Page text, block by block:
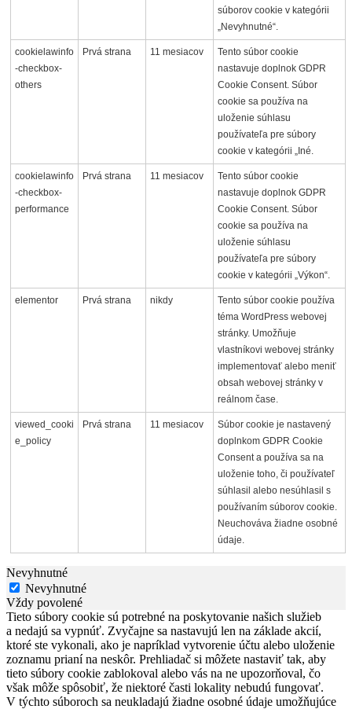
súborov cookie v kategórii
„Nevyhnutné“.
cookielawinfo
-checkbox-
others
Prvá strana 11 mesiacov
Tento súbor cookie
nastavuje doplnok GDPR
Cookie Consent. Súbor
cookie sa používa na
uloženie súhlasu
používateľa pre súbory
cookie v kategórii „Iné.
cookielawinfo
-checkbox-
performance
Prvá strana 11 mesiacov
Tento súbor cookie
nastavuje doplnok GDPR
Cookie Consent. Súbor
cookie sa používa na
uloženie súhlasu
používateľa pre súbory
cookie v kategórii „Výkon“.
elementor Prvá strana nikdy
Tento súbor cookie používa
téma WordPress webovej
stránky. Umožňuje
vlastníkovi webovej stránky
implementovať alebo meniť
obsah webovej stránky v
reálnom čase.
viewed_cooki
e_policy
Prvá strana 11 mesiacov
Súbor cookie je nastavený
doplnkom GDPR Cookie
Consent a používa sa na
uloženie toho, či používateľ
súhlasil alebo nesúhlasil s
používaním súborov cookie.
Neuchováva žiadne osobné
údaje.
Nevyhnutné
Nevyhnutné
Vždy povolené
Tieto súbory cookie sú potrebné na poskytovanie našich služieb
a nedajú sa vypnúť. Zvyčajne sa nastavujú len na základe akcií,
ktoré ste vykonali, ako je napríklad vytvorenie účtu alebo uloženie
zoznamu prianí na neskôr. Prehliadač si môžete nastaviť tak, aby
tieto súbory cookie zablokoval alebo vás na ne upozorňoval, čo
však môže spôsobiť, že niektoré časti lokality nebudú fungovať.
V týchto súboroch sa neukladajú žiadne osobné údaje umožňujúce